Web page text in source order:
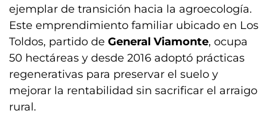
ejemplar de transición hacia la agroecología.
Este emprendimiento familiar ubicado en Los
Toldos, partido de General Viamonte, ocupa
50 hectáreas y desde 2016 adoptó prácticas
regenerativas para preservar el suelo y
mejorar la rentabilidad sin sacrificar el arraigo
rural.